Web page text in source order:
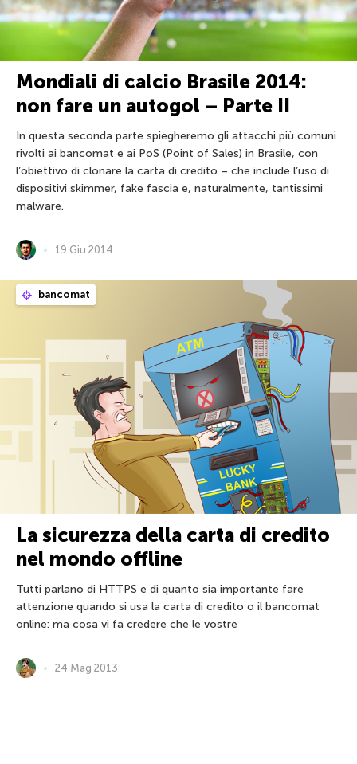
Mondiali di calcio Brasile 2014:
non fare un autogol – Parte II
In questa seconda parte spiegheremo gli attacchi più comuni
rivolti ai bancomat e ai PoS (Point of Sales) in Brasile, con
l’obiettivo di clonare la carta di credito – che include l’uso di
dispositivi skimmer, fake fascia e, naturalmente, tantissimi
malware.
19 Giu 2014
bancomat
La sicurezza della carta di credito
nel mondo offline
Tutti parlano di HTTPS e di quanto sia importante fare
attenzione quando si usa la carta di credito o il bancomat
online: ma cosa vi fa credere che le vostre
24 Mag 2013